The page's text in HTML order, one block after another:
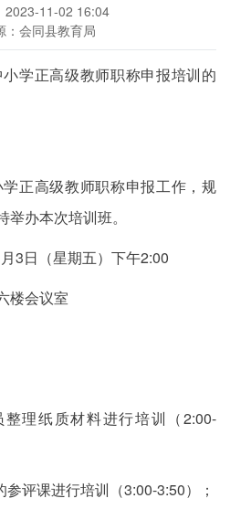
2023-11-02 16:04
：会同县教育局
学正高级教师职称申报培训的
正高级教师职称申报工作，规
办本次培训班。
3日（星期五）下午2:00
楼会议室
理纸质材料进行培训（2:00-
评课进行培训（3:00-3:50）；